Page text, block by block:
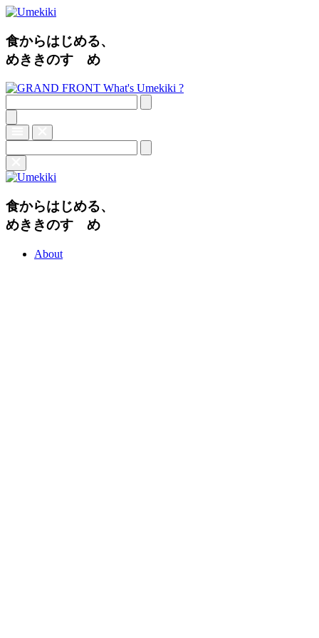
食からはじめる、
めききのすゝめ
What's Umekiki ?
食からはじめる、
めききのすゝめ
About